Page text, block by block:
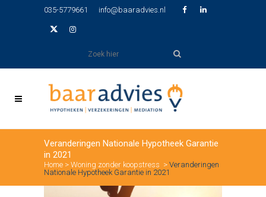
035-5779661 info@baaradvies.nl
Veranderingen Nationale Hypotheek Garantie
in 2021
Home > Woning zonder koopstress > Veranderingen
Nationale Hypotheek Garantie in 2021